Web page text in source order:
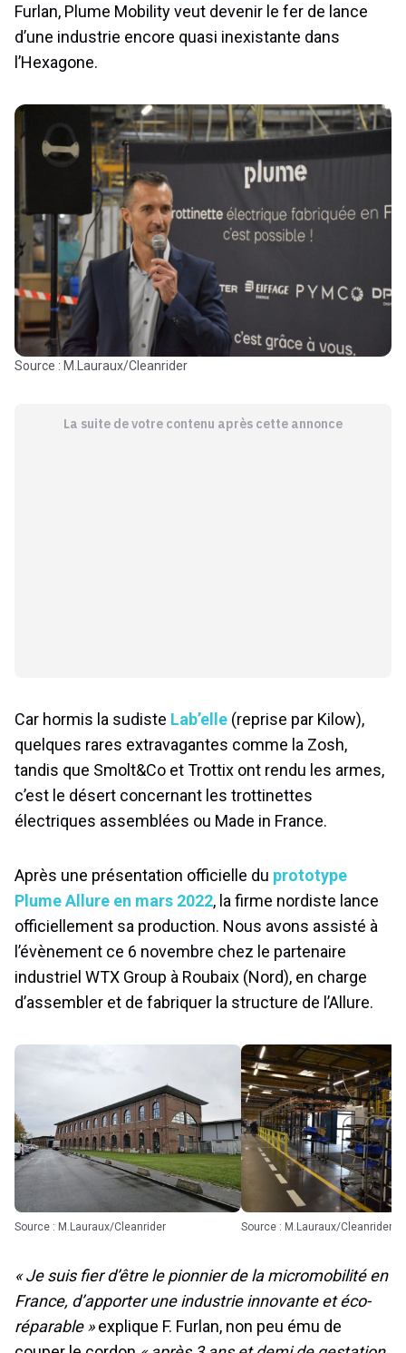
Furlan, Plume Mobility veut devenir le fer de lance
d’une industrie encore quasi inexistante dans
l’Hexagone.
Source : M.Lauraux/Cleanrider
La suite de votre contenu après cette annonce
Car hormis la sudiste Lab’elle (reprise par Kilow),
quelques rares extravagantes comme la Zosh,
tandis que Smolt&Co et Trottix ont rendu les armes,
c’est le désert concernant les trottinettes
électriques assemblées ou Made in France.
Après une présentation officielle du prototype
Plume Allure en mars 2022 , la firme nordiste lance
officiellement sa production. Nous avons assisté à
l’évènement ce 6 novembre chez le partenaire
industriel WTX Group à Roubaix (Nord), en charge
d’assembler et de fabriquer la structure de l’Allure.
Source : M.Lauraux/Cleanrider Source : M.Lauraux/Cleanrider
« Je suis fier d’être le pionnier de la micromobilité en
France, d’apporter une industrie innovante et éco-
réparable »explique F. Furlan, non peu ému de